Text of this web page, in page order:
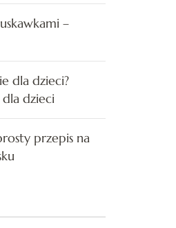
–
dla dzieci?
dla dzieci
przepis na